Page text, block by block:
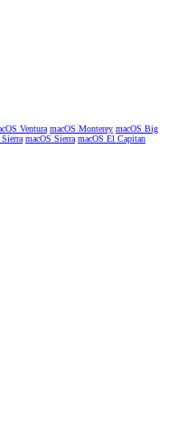
Ventura macOS Monterey macOS Big
macOS Sierra macOS El Capitan